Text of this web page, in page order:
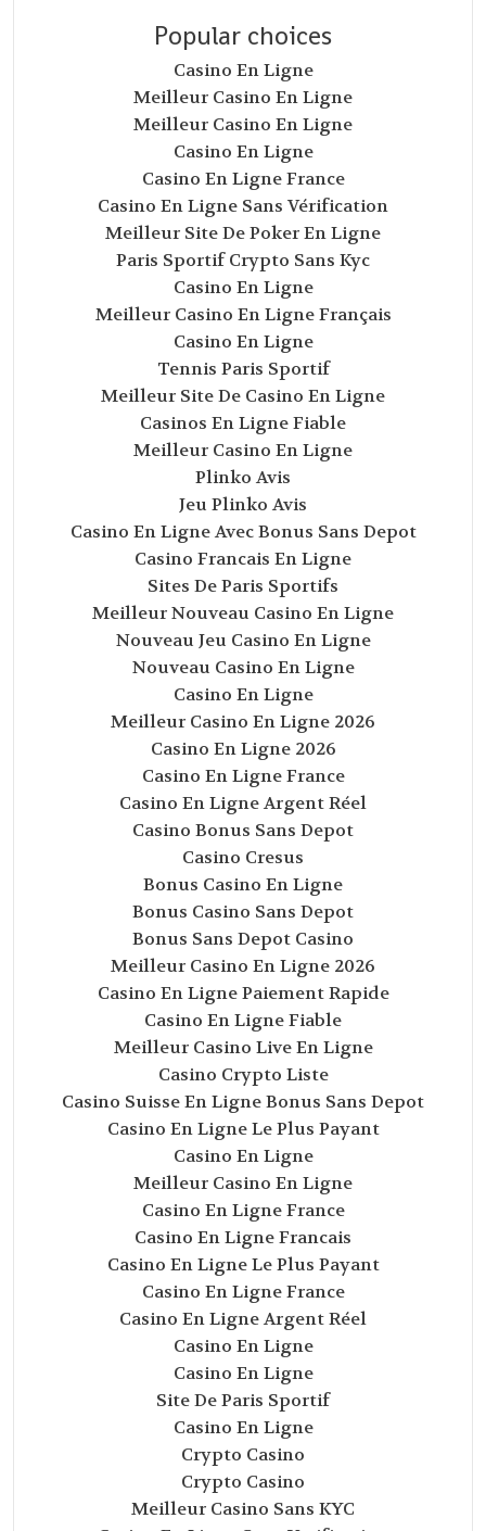
Popular choices
Casino En Ligne
Meilleur Casino En Ligne
Meilleur Casino En Ligne
Casino En Ligne
Casino En Ligne France
Casino En Ligne Sans Vérification
Meilleur Site De Poker En Ligne
Paris Sportif Crypto Sans Kyc
Casino En Ligne
Meilleur Casino En Ligne Français
Casino En Ligne
Tennis Paris Sportif
Meilleur Site De Casino En Ligne
Casinos En Ligne Fiable
Meilleur Casino En Ligne
Plinko Avis
Jeu Plinko Avis
Casino En Ligne Avec Bonus Sans Depot
Casino Francais En Ligne
Sites De Paris Sportifs
Meilleur Nouveau Casino En Ligne
Nouveau Jeu Casino En Ligne
Nouveau Casino En Ligne
Casino En Ligne
Meilleur Casino En Ligne 2026
Casino En Ligne 2026
Casino En Ligne France
Casino En Ligne Argent Réel
Casino Bonus Sans Depot
Casino Cresus
Bonus Casino En Ligne
Bonus Casino Sans Depot
Bonus Sans Depot Casino
Meilleur Casino En Ligne 2026
Casino En Ligne Paiement Rapide
Casino En Ligne Fiable
Meilleur Casino Live En Ligne
Casino Crypto Liste
Casino Suisse En Ligne Bonus Sans Depot
Casino En Ligne Le Plus Payant
Casino En Ligne
Meilleur Casino En Ligne
Casino En Ligne France
Casino En Ligne Francais
Casino En Ligne Le Plus Payant
Casino En Ligne France
Casino En Ligne Argent Réel
Casino En Ligne
Casino En Ligne
Site De Paris Sportif
Casino En Ligne
Crypto Casino
Crypto Casino
Meilleur Casino Sans KYC